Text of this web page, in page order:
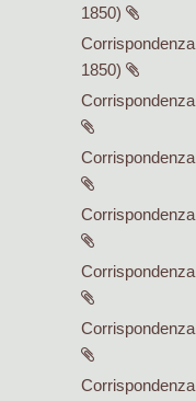
1850)
Corrispondenza
1850)
Corrispondenza
Corrispondenza
Corrispondenza
Corrispondenza
Corrispondenza
Corrispondenza